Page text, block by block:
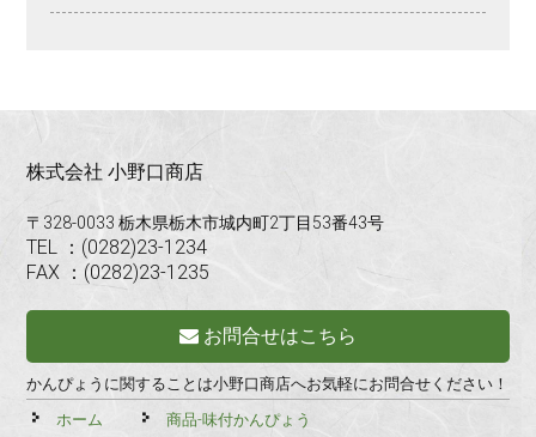
株式会社 小野口商店
〒328-0033 栃木県栃木市城内町2丁目53番43号
TEL ：(0282)23-1234
FAX ：(0282)23-1235
お問合せはこちら
かんぴょうに関することは小野口商店へお気軽にお問合せください！
ホーム
商品-味付かんぴょう